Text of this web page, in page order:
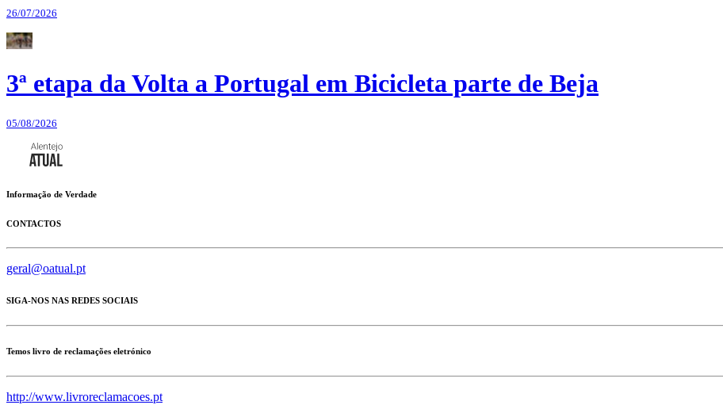
26/07/2026
3ª etapa da Volta a Portugal em Bicicleta parte de Beja
05/08/2026
Informação de Verdade
CONTACTOS
geral@oatual.pt
SIGA-NOS NAS REDES SOCIAIS
Temos livro de reclamações eletrónico
http://www.livroreclamacoes.pt